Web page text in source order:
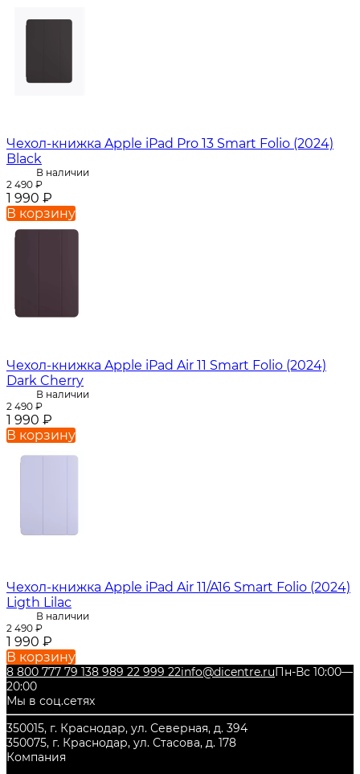
Чехол-книжка Apple iPad Pro 13 Smart Folio (2024)
Black
В наличии
2 490 ₽
1 990 ₽
В корзину
Чехол-книжка Apple iPad Air 11 Smart Folio (2024)
Dark Cherry
В наличии
2 490 ₽
1 990 ₽
В корзину
Чехол-книжка Apple iPad Air 11/A16 Smart Folio (2024)
Ligth Lilac
В наличии
2 490 ₽
1 990 ₽
В корзину
8 800 777 79 138 989 22 999 22info@dicentre.ruПн-Вс 10:00—
20:00
Мы в соц.сетях
350015, г. Краснодар, ул. Северная, д. 394
350075, г. Краснодар, ул. Стасова, д. 178
Компания